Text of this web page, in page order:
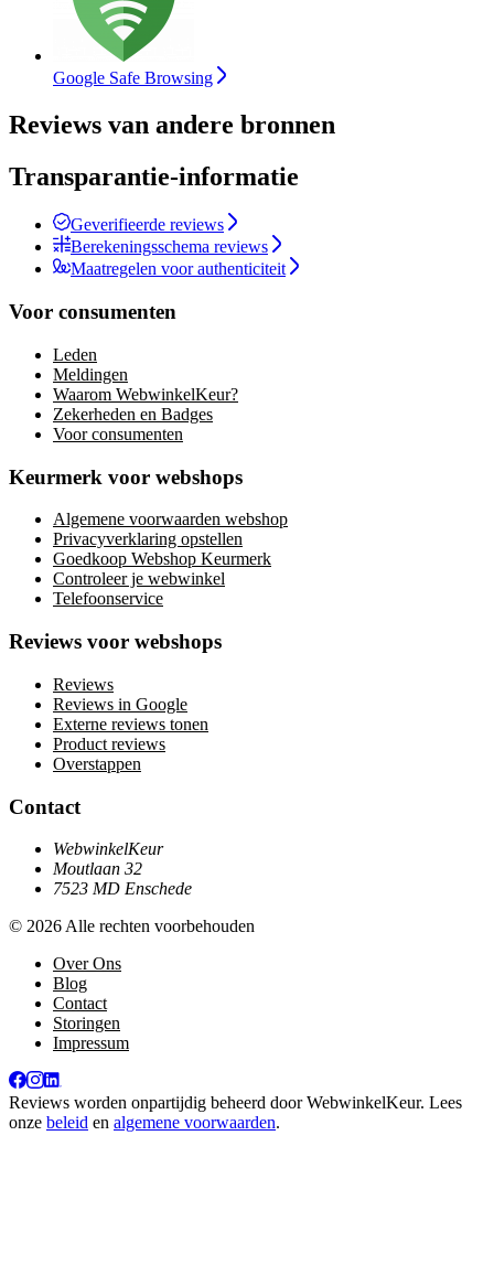
Google Safe Browsing
Reviews van andere bronnen
Transparantie-informatie
Geverifieerde reviews
Berekeningsschema reviews
Maatregelen voor authenticiteit
Voor consumenten
Leden
Meldingen
Waarom WebwinkelKeur?
Zekerheden en Badges
Voor consumenten
Keurmerk voor webshops
Algemene voorwaarden webshop
Privacyverklaring opstellen
Goedkoop Webshop Keurmerk
Controleer je webwinkel
Telefoonservice
Reviews voor webshops
Reviews
Reviews in Google
Externe reviews tonen
Product reviews
Overstappen
Contact
WebwinkelKeur
Moutlaan 32
7523 MD Enschede
© 2026 Alle rechten voorbehouden
Over Ons
Blog
Contact
Storingen
Impressum
Reviews worden onpartijdig beheerd doorWebwinkelKeur. Lees
onze beleid en algemene voorwaarden.